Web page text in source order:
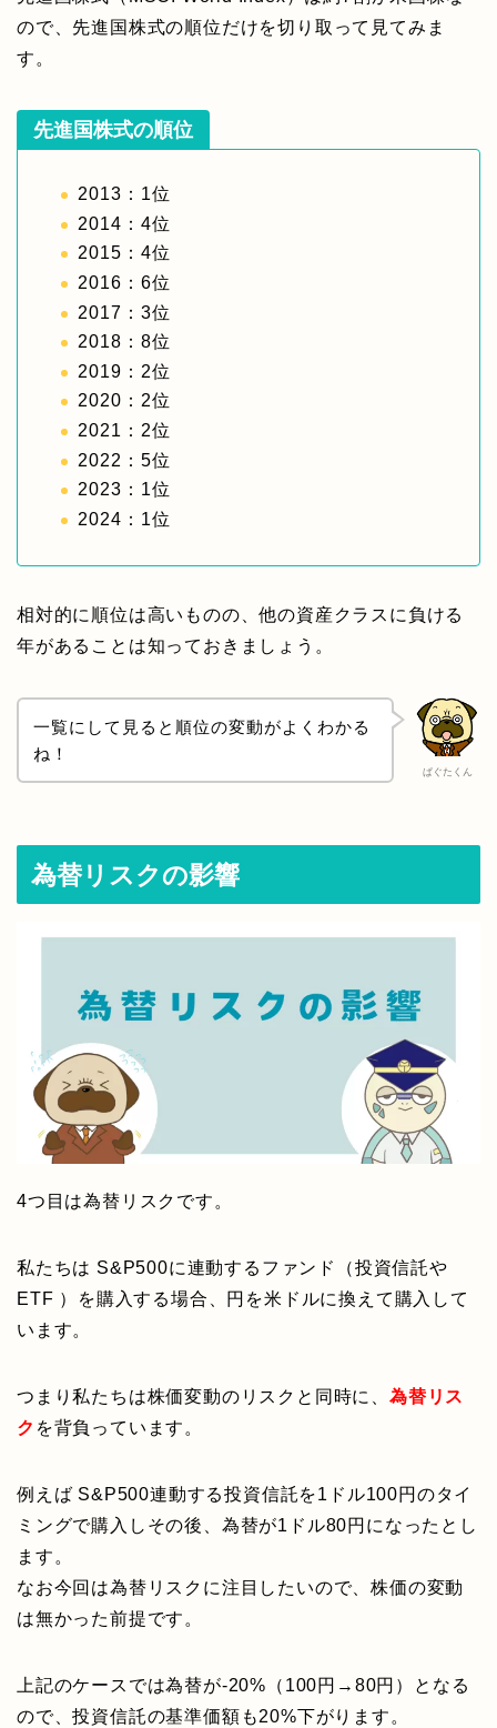
ので、先進国株式の順位だけを切り取って見てみま
す。
先進国株式の順位
2013：1位
2014：4位
2015：4位
2016：6位
2017：3位
2018：8位
2019：2位
2020：2位
2021：2位
2022：5位
2023：1位
2024：1位
相対的に順位は高いものの、他の資産クラスに負ける
年があることは知っておきましょう。
ぱぐたくん
一覧にして見ると順位の変動がよくわかる
ね！
為替リスクの影響
4つ目は為替リスクです。
私たちは S&P500に連動するファンド（投資信託や
ETF ）を購入する場合、円を米ドルに換えて購入して
います。
つまり私たちは株価変動のリスクと同時に、 為替リス
ク を背負っています。
例えば S&P500連動する投資信託を1ドル100円のタイ
ミングで購入しその後、為替が1ドル80円になったとし
ます。
なお今回は為替リスクに注目したいので、株価の変動
は無かった前提です。
上記のケースでは為替が-20%（100円→80円）となる
ので、投資信託の基準価額も20%下がります。